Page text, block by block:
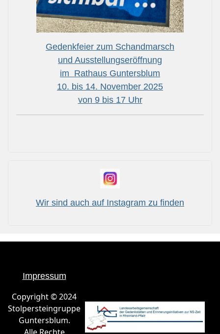
Gedenkfeier zum Schandmarsch
und Ausstellungseröffnung
im Rathaus Guntersblum
10. bis 14. November 2025
von 9 bis 17 Uhr
Wir sind auch auf Instagram zu finden
Impressum
Copyright © 2024
Stolpersteingruppe
Guntersblum.